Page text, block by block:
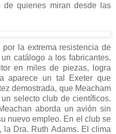
de quienes miran desde las
por la extrema resistencia de
catálogo a los fabricantes.
en miles de piezas, logra
aparece un tal Exeter que
demostrada, que Meacham
selecto club de científicos.
aborda un avión sin
nuevo empleo. En el club se
la Dra. Ruth Adams. El clima